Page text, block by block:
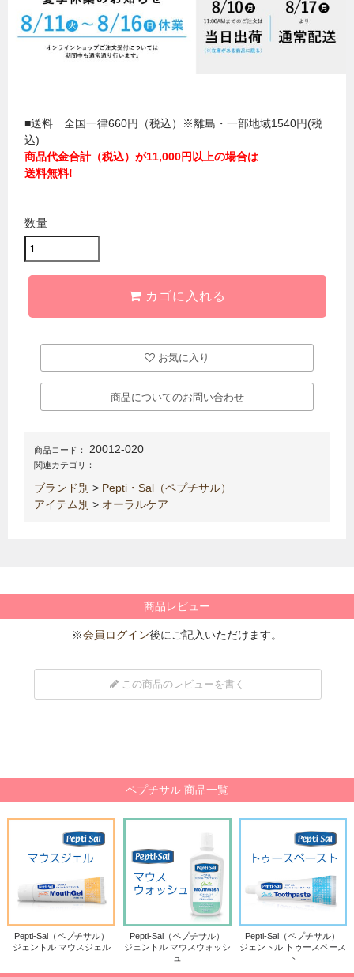
■送料 全国一律660円（税込）※離島・一部地域1540円(税
込)
商品代金合計（税込）が11,000円以上の場合は
送料無料!
数量
カゴに入れる
お気に入り
商品についてのお問い合わせ
商品コード： 20012-020
関連カテゴリ：
ブランド別 > Pepti・Sal（ペプチサル）
アイテム別 > オーラルケア
商品レビュー
※会員ログイン後にご記入いただけます。
この商品のレビューを書く
ペプチサル 商品一覧
Pepti-Sal（ペプチサル）
ジェントル マウスジェル
Pepti-Sal（ペプチサル）
ジェントル マウスウォッシ
ュ
Pepti-Sal（ペプチサル）
ジェントル トゥースペース
ト